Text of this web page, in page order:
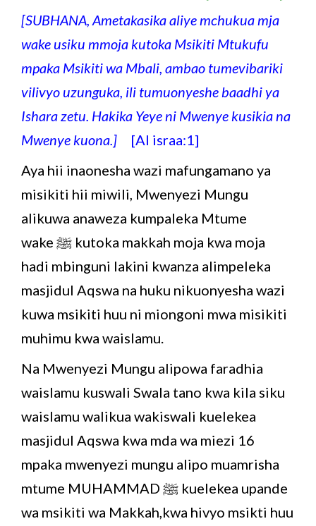
[SUBHANA, Ametakasika aliye mchukua mja
wake usiku mmoja kutoka Msikiti Mtukufu
mpaka Msikiti wa Mbali, ambao tumevibariki
vilivyo uzunguka, ili tumuonyeshe baadhi ya
Ishara zetu. Hakika Yeye ni Mwenye kusikia na
Mwenye kuona.] [Al israa:1]
Aya hii inaonesha wazi mafungamano ya
misikiti hii miwili, Mwenyezi Mungu
alikuwa anaweza kumpaleka Mtume
wake ﷺ kutoka makkah moja kwa moja
hadi mbinguni lakini kwanza alimpeleka
masjidul Aqswa na huku nikuonyesha wazi
kuwa msikiti huu ni miongoni mwa misikiti
muhimu kwa waislamu.
Na Mwenyezi Mungu alipowa faradhia
waislamu kuswali Swala tano kwa kila siku
waislamu walikua wakiswali kuelekea
masjidul Aqswa kwa mda wa miezi 16
mpaka mwenyezi mungu alipo muamrisha
mtume MUHAMMAD ﷺ kuelekea upande
wa msikiti wa Makkah,kwa hivyo msikti huu